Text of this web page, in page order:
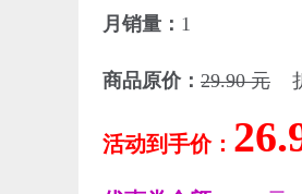
月销量： 1
商品原价： 29.90 元
活动到手价：